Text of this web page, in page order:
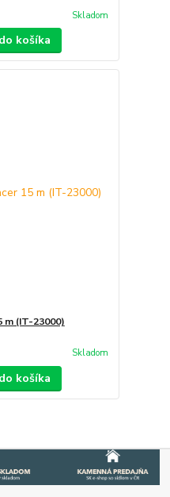
Skladom
košíka
m (IT-23000)
Skladom
košíka